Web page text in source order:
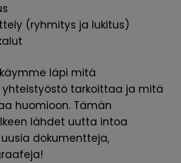
(ryhmitys ja lukitus)
läpi mitä
tarkoittaa ja mitä
huomioon. Tämän
lähdet uutta intoa
dokumentteja,